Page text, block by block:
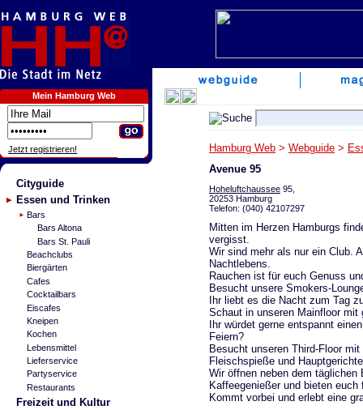
Mein Hamburg Web
Jetzt registrieren!
Cityguide
Essen und Trinken
Bars
Bars Altona
Bars St. Pauli
Beachclubs
Biergärten
Cafes
Cocktailbars
Eiscafes
Kneipen
Kochen
Lebensmittel
Lieferservice
Partyservice
Restaurants
Freizeit und Kultur
Hamburg Web > Webguide >
Avenue 95
Hoheluftchaussee 95,
20253 Hamburg
Telefon: (040) 42107297
Mitten im Herzen Hamburgs
vergisst.
Wir sind mehr als nur ein Club.
Nachtlebens.
Rauchen ist für euch Genuss
Besucht unsere Smokers-
Ihr liebt es die Nacht zum Tag
Schaut in unseren Mainfloor
Ihr würdet gerne entspannt
Feiern?
Besucht unseren Third-Floor
Fleischspieße und
Wir öffnen neben dem täglichen
Kaffeegenießer und bieten
Kommt vorbei und erlebt eine